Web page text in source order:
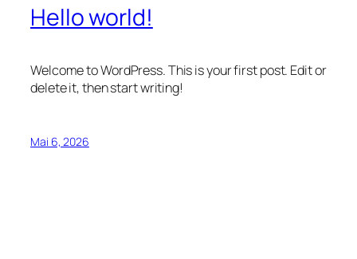
Hello world!
Welcome to WordPress. This is your first post. Edit or
delete it, then start writing!
Mai 6, 2026